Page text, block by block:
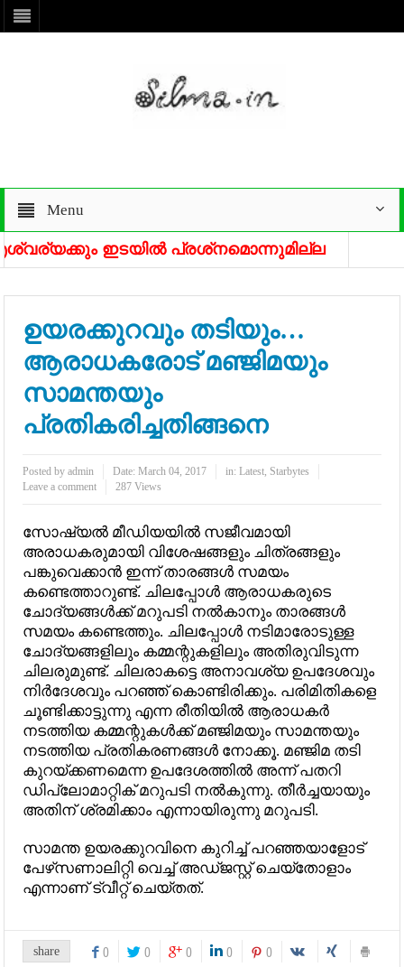
Menu
ഇടയില്‍ പ്രശ്‌നമൊന്നുമില്ല
ഉയരക്കുറവും തടിയും…
ആരാധകരോട് മഞ്ജിമയും
സാമന്തയും
പ്രതികരിച്ചതിങ്ങനെ
Posted byadmin Date:March 04, 2017 in:Latest, Starbytes
Leave a comment
287 Views
സോഷ്യല്‍ മീഡിയയില്‍ സജീവമായി
അരാധകരുമായി വിശേഷങ്ങളും ചിത്രങ്ങളും
പങ്കുവെക്കാന്‍ ഇന്ന് താരങ്ങള്‍ സമയം
കണ്ടെത്താറുണ്ട്. ചിലപ്പോള്‍ ആരാധകരുടെ
ചോദ്യങ്ങള്‍ക്ക് മറുപടി നല്‍കാനും താരങ്ങള്‍
സമയം കണ്ടെത്തും. ചിലപ്പോള്‍ നടിമാരോടുള്ള
ചോദ്യങ്ങളിലും കമ്മന്റുകളിലും അതിരുവിടുന്ന
ചിലരുമുണ്ട്. ചിലരാകട്ടെ അനാവശ്യ ഉപദേശവും
നിര്‍ദേശവും പറഞ്ഞ് കൊണ്ടിരിക്കും. പരിമിതികളെ
ചൂണ്ടിക്കാട്ടുന്നു എന്ന രീതിയില്‍ ആരാധകര്‍
നടത്തിയ കമ്മന്റുകള്‍ക്ക് മഞ്ജിമയും സാമന്തയും
നടത്തിയ പ്രതികരണങ്ങള്‍ നോക്കൂ. മഞ്ജിമ തടി
കുറയ്ക്കണമെന്ന ഉപദേശത്തില്‍ അന്ന് പതറി
ഡിപ്ലോമാറ്റിക് മറുപടി നല്‍കുന്നു. തീര്‍ച്ചയായും
അതിന് ശ്രമിക്കാം എന്നായിരുന്നു മറുപടി.
സാമന്ത ഉയരക്കുറവിനെ കുറിച്ച് പറഞ്ഞയാളോട്
പേഴ്‌സണാലിറ്റി വെച്ച് അഡ്ജസ്റ്റ് ചെയ്‌തോളാം
എന്നാണ് ട്വീറ്റ് ചെയ്തത്.
share 0 0 0 0 0